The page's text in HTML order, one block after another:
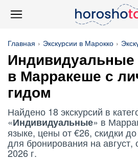
Главная Экскурсии в Марокко
Индивидуальные
в Марракеше с
гидом
Найдено 18 экскурсий в
«Индивидуальные» в
языке, цены от €26, скидки
для бронирования на август,
2026 г.